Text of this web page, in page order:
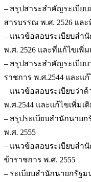
– สรุปสาระสำคัญระเบีย
สารบรรณ พ.ศ. 2526 แล
– แนวข้อสอบระเบียบสำ
พ.ศ. 2526 และที่แก้ไขเพิ่
– สรุปสาระสำคัญระเบีย
ราชการ พ.ศ.2544 และแ
– แนวข้อสอบระเบียบว่า
พ.ศ.2544 และแก้ไขเพิ่มเ
– สรุประเบียบสำนักนาย
พ.ศ. 2555
– แนวข้อสอบระเบียบสำ
ข้าราชการ พ.ศ. 2555
– ระเบียบสำนักนายกรัฐ